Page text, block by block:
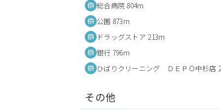
総合病院 804m
公園 873m
ドラッグストア 213m
銀行 796m
ひばりクリーニング ＤＥＰＯ中杉店
その他